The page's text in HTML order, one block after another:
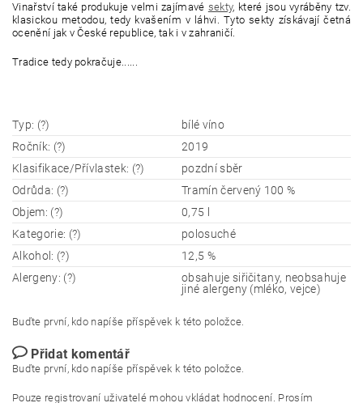
Vinařství také produkuje velmi zajímavé sekty, které jsou vyráběny tzv.
klasickou metodou, tedy kvašením v láhvi. Tyto sekty získávají četná
ocenění jak v České republice, tak i v zahraničí.
Tradice tedy pokračuje......
Typ: (?)
bílé víno
Ročník: (?)
2019
Klasifikace/Přívlastek: (?)
pozdní sběr
Odrůda: (?)
Tramín červený 100 %
Objem: (?)
0,75 l
Kategorie: (?)
polosuché
Alkohol: (?)
12,5 %
Alergeny: (?)
obsahuje siřičitany, neobsahuje
jiné alergeny (mléko, vejce)
Buďte první, kdo napíše příspěvek k této položce.
Přidat komentář
Buďte první, kdo napíše příspěvek k této položce.
Pouze registrovaní uživatelé mohou vkládat hodnocení. Prosím